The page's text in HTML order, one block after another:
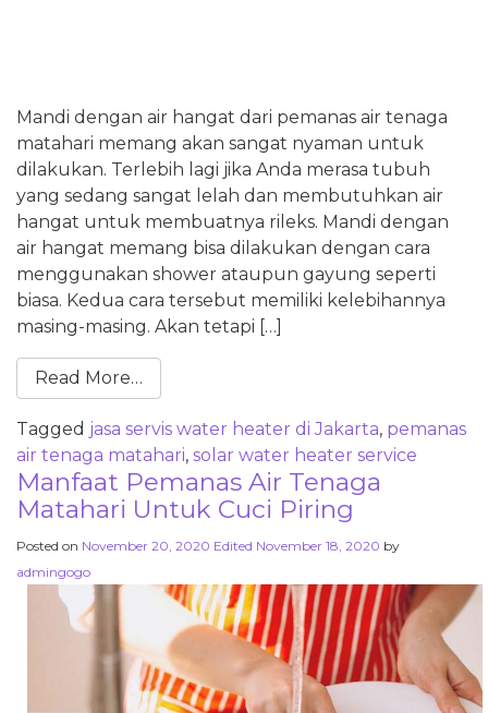
Mandi dengan air hangat dari pemanas air tenaga
matahari memang akan sangat nyaman untuk
dilakukan. Terlebih lagi jika Anda merasa tubuh
yang sedang sangat lelah dan membutuhkan air
hangat untuk membuatnya rileks. Mandi dengan
air hangat memang bisa dilakukan dengan cara
menggunakan shower ataupun gayung seperti
biasa. Kedua cara tersebut memiliki kelebihannya
masing-masing. Akan tetapi […]
Read More…
Tagged jasa servis water heater di Jakarta, pemanas
air tenaga matahari, solar water heater service
Manfaat Pemanas Air Tenaga
Matahari Untuk Cuci Piring
Posted on November 20, 2020 Edited November 18, 2020 by
admingogo